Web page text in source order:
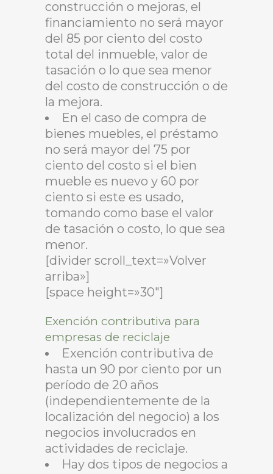
construcción o mejoras, el
financiamiento no será mayor
del 85 por ciento del costo
total del inmueble, valor de
tasación o lo que sea menor
del costo de construcción o de
la mejora.
En el caso de compra de
bienes muebles, el préstamo
no será mayor del 75 por
ciento del costo si el bien
mueble es nuevo y 60 por
ciento si este es usado,
tomando como base el valor
de tasación o costo, lo que sea
menor.
[divider scroll_text=»Volver
arriba»]
[space height=»30″]
Exención contributiva para
empresas de reciclaje
Exención contributiva de
hasta un 90 por ciento por un
período de 20 años
(independientemente de la
localización del negocio) a los
negocios involucrados en
actividades de reciclaje.
Hay dos tipos de negocios a